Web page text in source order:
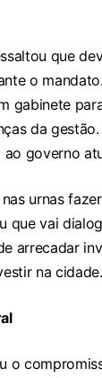
que
o
gabinete
da
governo
urnas
que vai
arrecadar
na cidade.
o